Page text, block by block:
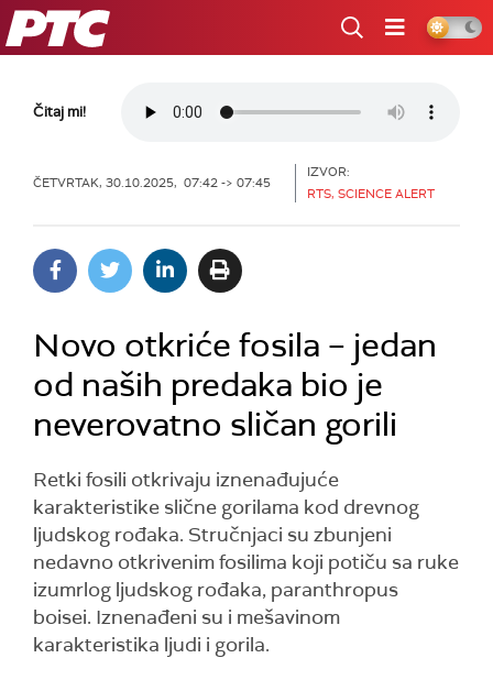
RTS
Čitaj mi!
ČETVRTAK, 30.10.2025, 07:42 -> 07:45
IZVOR:
RTS, SCIENCE ALERT
Novo otkriće fosila – jedan
od naših predaka bio je
neverovatno sličan gorili
Retki fosili otkrivaju iznenađujuće
karakteristike slične gorilama kod drevnog
ljudskog rođaka. Stručnjaci su zbunjeni
nedavno otkrivenim fosilima koji potiču sa ruke
izumrlog ljudskog rođaka, paranthropus
boisei. Iznenađeni su i mešavinom
karakteristika ljudi i gorila.